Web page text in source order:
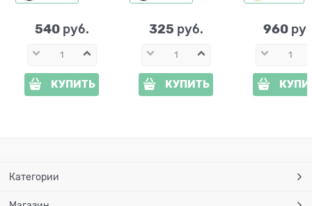
540 руб.
КУПИТЬ
325 руб.
КУПИТЬ
960
Категории